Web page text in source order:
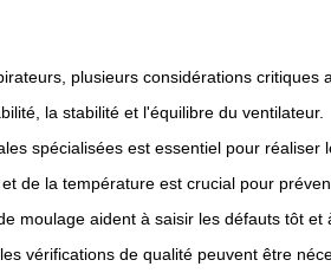
plusieurs considérations critiques
la stabilité et l'équilibre du ventilateur.
spécialisées est essentiel pour réaliser
de la température est crucial pour
moulage aident à saisir les défauts tôt et
vérifications de qualité peuvent être